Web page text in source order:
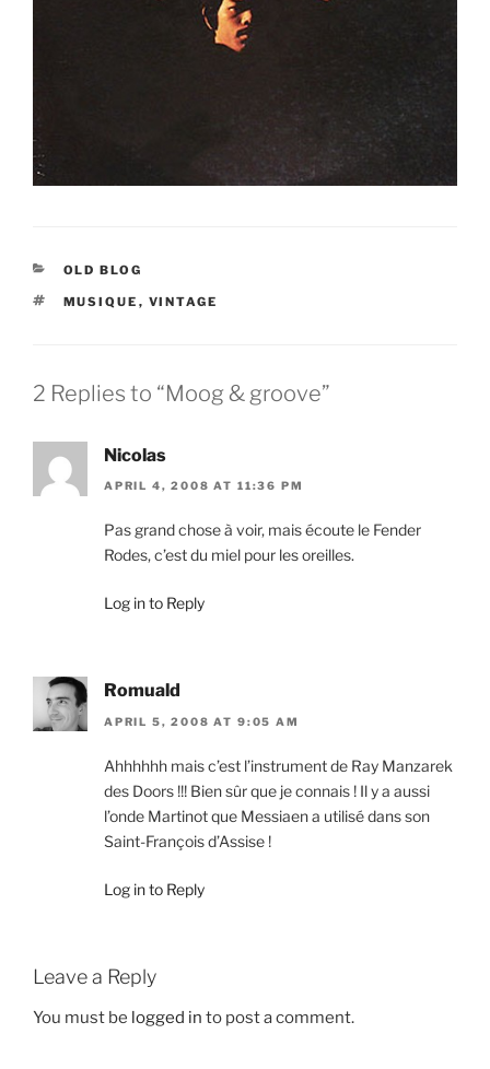
CATEGORIES
OLD BLOG
TAGS
MUSIQUE , VINTAGE
2 Replies to “Moog & groove”
Nicolas
APRIL 4, 2008 AT 11:36 PM
Pas grand chose à voir, mais écoute le Fender
Rodes, c’est du miel pour les oreilles.
Log in to Reply
Romuald
APRIL 5, 2008 AT 9:05 AM
Ahhhhhh mais c’est l’instrument de Ray Manzarek
des Doors !!! Bien sûr que je connais ! Il y a aussi
l’onde Martinot que Messiaen a utilisé dans son
Saint-François d’Assise !
Log in to Reply
Leave a Reply
You must be logged in to post a comment.